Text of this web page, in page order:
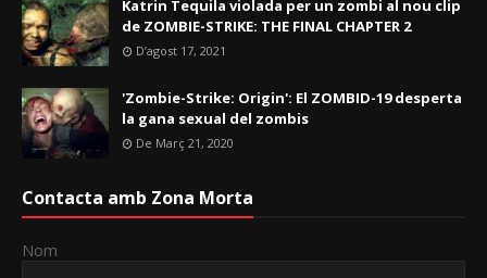
Katrin Tequila violada per un zombi al nou clip
de ZOMBIE-STRIKE: THE FINAL CHAPTER 2
D’agost 17, 2021
'Zombie-Strike: Origin': El ZOMBID-19 desperta
la gana sexual del zombis
De Març 21, 2020
Contacta amb Zona Morta
Nom